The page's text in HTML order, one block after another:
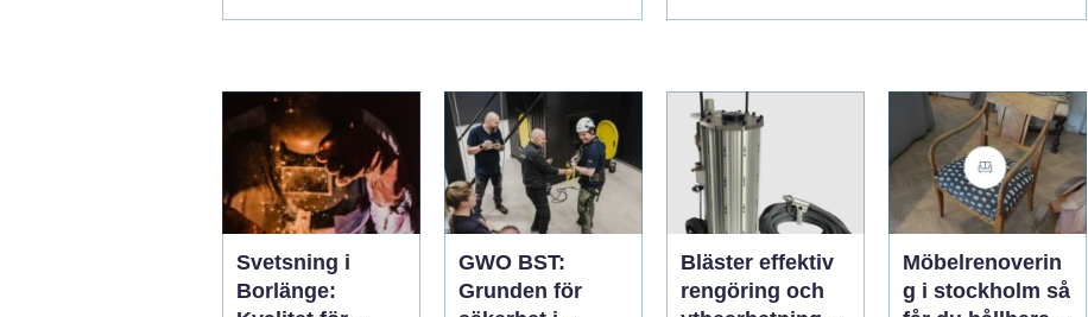
Svetsning i
Borlänge:
GWO BST:
Grunden för
Bläster effektiv
rengöring och
Möbelrenoverin
g i stockholm så